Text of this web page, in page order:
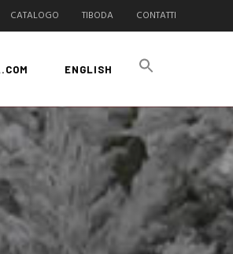
CATALOGO TIBODA CONTATTI
ENGLISH